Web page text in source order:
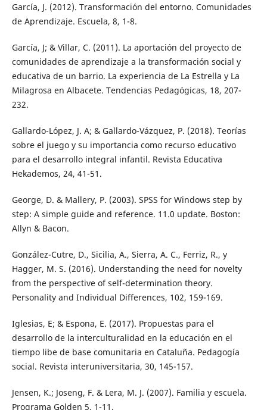
García, J. (2012). Transformación del entorno. Comunidades
de Aprendizaje. Escuela, 8, 1-8.
García, J; & Villar, C. (2011). La aportación del proyecto de
comunidades de aprendizaje a la transformación social y
educativa de un barrio. La experiencia de La Estrella y La
Milagrosa en Albacete. Tendencias Pedagógicas, 18, 207-
232.
Gallardo-López, J. A; & Gallardo-Vázquez, P. (2018). Teorías
sobre el juego y su importancia como recurso educativo
para el desarrollo integral infantil. Revista Educativa
Hekademos, 24, 41-51.
George, D. & Mallery, P. (2003). SPSS for Windows step by
step: A simple guide and reference. 11.0 update. Boston:
Allyn & Bacon.
González-Cutre, D., Sicilia, A., Sierra, A. C., Ferriz, R., y
Hagger, M. S. (2016). Understanding the need for novelty
from the perspective of self-determination theory.
Personality and Individual Differences, 102, 159-169.
Iglesias, E; & Espona, E. (2017). Propuestas para el
desarrollo de la interculturalidad en la educación en el
tiempo libe de base comunitaria en Cataluña. Pedagogía
social. Revista interuniversitaria, 30, 145-157.
Jensen, K.; Joseng, F. & Lera, M. J. (2007). Familia y escuela.
Programa Golden 5, 1-11.